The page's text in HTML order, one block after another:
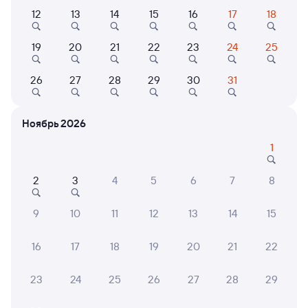
Самый быстрый
226С Проходящий 7,3
из Адлера
13:50 12:30
22 ч 40 м в пути
Маршрут
Плацкарт
от 5 ⁠364 ⁠₽ 7 ⁠236 ⁠₽ 21 ⁠814 ⁠₽
293С Проходящий 7,7
12 13 14 15 16 17 18
19 20 21 22 23 24 25
26 27 28 29 30 31
Ноябрь 2026
1
2 3 4 5 6 7 8
9 10 11 12 13 14 15
16 17 18 19 20 21 22
23 24 25 26 27 28 29